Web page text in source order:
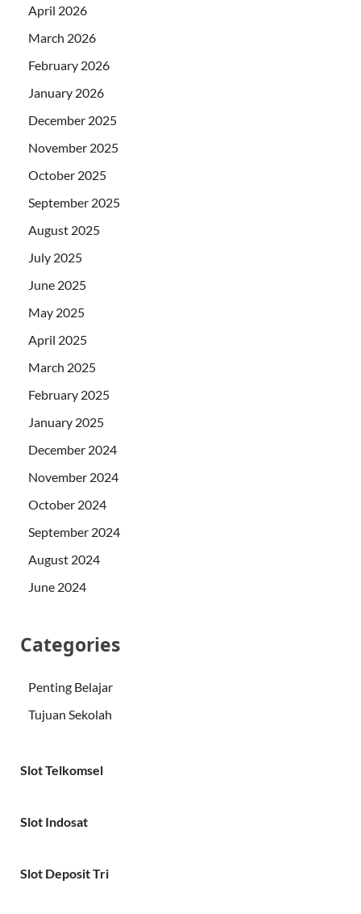
April 2026
March 2026
February 2026
January 2026
December 2025
November 2025
October 2025
September 2025
August 2025
July 2025
June 2025
May 2025
April 2025
March 2025
February 2025
January 2025
December 2024
November 2024
October 2024
September 2024
August 2024
June 2024
Categories
Penting Belajar
Tujuan Sekolah
Slot Telkomsel
Slot Indosat
Slot Deposit Tri